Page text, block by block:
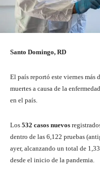
Santo Domingo, RD
El país reportó este viernes más
muertes a causa de la
en el país.
Los 532 casos nuevos
dentro de las 6,122 pruebas
ayer, alcanzando un total de
desde el inicio de la pandemia.